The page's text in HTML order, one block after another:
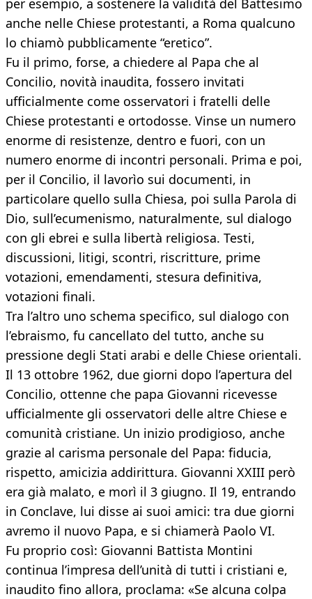
per esempio, a sostenere la validità del Battesimo
anche nelle Chiese protestanti, a Roma qualcuno
lo chiamò pubblicamente “eretico”.
Fu il primo, forse, a chiedere al Papa che al
Concilio, novità inaudita, fossero invitati
ufficialmente come osservatori i fratelli delle
Chiese protestanti e ortodosse. Vinse un numero
enorme di resistenze, dentro e fuori, con un
numero enorme di incontri personali. Prima e poi,
per il Concilio, il lavorìo sui documenti, in
particolare quello sulla Chiesa, poi sulla Parola di
Dio, sull’ecumenismo, naturalmente, sul dialogo
con gli ebrei e sulla libertà religiosa. Testi,
discussioni, litigi, scontri, riscritture, prime
votazioni, emendamenti, stesura definitiva,
votazioni finali.
Tra l’altro uno schema specifico, sul dialogo con
l’ebraismo, fu cancellato del tutto, anche su
pressione degli Stati arabi e delle Chiese orientali.
Il 13 ottobre 1962, due giorni dopo l’apertura del
Concilio, ottenne che papa Giovanni ricevesse
ufficialmente gli osservatori delle altre Chiese e
comunità cristiane. Un inizio prodigioso, anche
grazie al carisma personale del Papa: fiducia,
rispetto, amicizia addirittura. Giovanni XXIII però
era già malato, e morì il 3 giugno. Il 19, entrando
in Conclave, lui disse ai suoi amici: tra due giorni
avremo il nuovo Papa, e si chiamerà Paolo VI.
Fu proprio così: Giovanni Battista Montini
continua l’impresa dell’unità di tutti i cristiani e,
inaudito fino allora, proclama: «Se alcuna colpa